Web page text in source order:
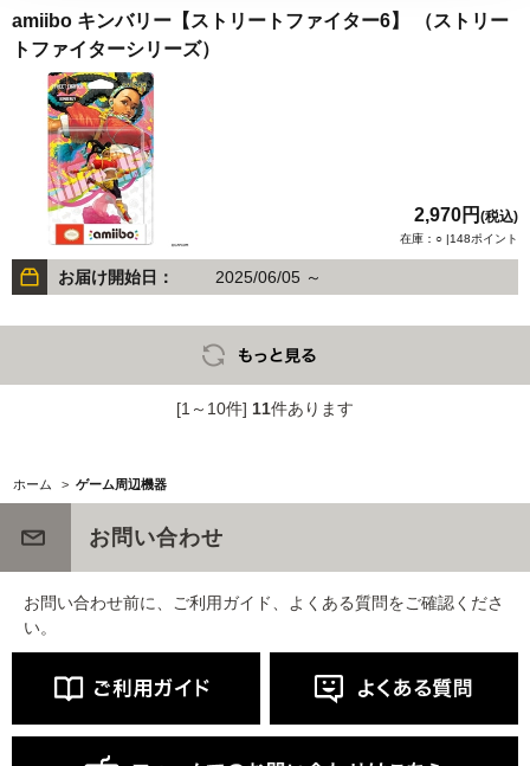
amiibo キンバリー【ストリートファイター6】 （ストリー
トファイターシリーズ）
2,970円 (税込)
在庫：○ |148ポイント
お届け開始日： 2025/06/05 ～
[1～10件] 11件あります
ホーム > ゲーム周辺機器
お問い合わせ
お問い合わせ前に、ご利用ガイド、よくある質問をご確認くださ
い。